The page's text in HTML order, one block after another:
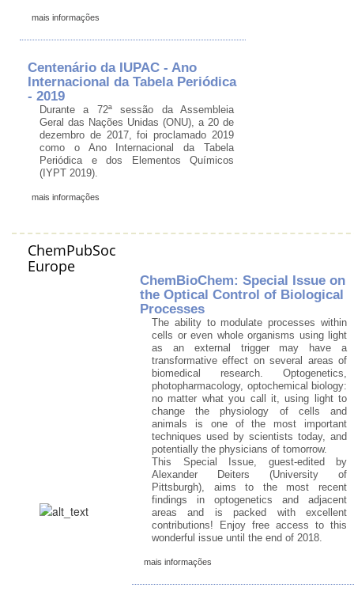
mais informações
Centenário da IUPAC - Ano
Internacional da Tabela Periódica
- 2019
Durante a 72ª sessão da Assembleia
Geral das Nações Unidas (ONU), a 20 de
dezembro de 2017, foi proclamado 2019
como o Ano Internacional da Tabela
Periódica e dos Elementos Químicos
(IYPT 2019).
mais informações
ChemPubSoc
Europe
ChemBioChem: Special Issue on
the Optical Control of Biological
Processes
The ability to modulate processes within
cells or even whole organisms using light
as an external trigger may have a
transformative effect on several areas of
biomedical research. Optogenetics,
photopharmacology, optochemical biology:
no matter what you call it, using light to
change the physiology of cells and
animals is one of the most important
techniques used by scientists today, and
potentially the physicians of tomorrow.
This Special Issue, guest-edited by
Alexander Deiters (University of
Pittsburgh), aims to the most recent
findings in optogenetics and adjacent
areas and is packed with excellent
contributions! Enjoy free access to this
wonderful issue until the end of 2018.
mais informações